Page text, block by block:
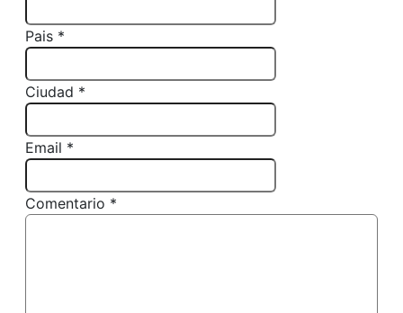
Pais *
Ciudad *
Email *
Comentario *